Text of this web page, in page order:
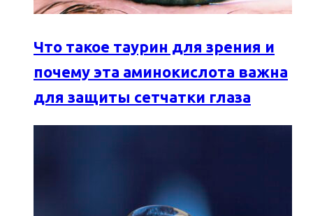
Что такое таурин для зрения и
почему эта аминокислота важна
для защиты сетчатки глаза